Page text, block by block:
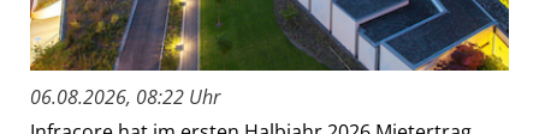
06.08.2026, 08:22 Uhr